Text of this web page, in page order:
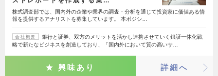
株式調査部では、国内外の企業や業界の調査・分析を通じて投資家に価値ある情
報を提供するアナリストを募集しています。 本ポジシ…
会社概要
銀行と証券、双方のメリットを活かし連携させていく銀証一体化戦
略で新たなビジネスを創造しており、「国内外において質の高いサ…
興味あり 詳細へ